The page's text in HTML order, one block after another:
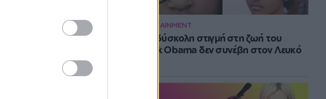
ENTERTAINMENT
Η πιο δύσκολη στιγμή στη ζωή του
Barack Obama δεν συνέβη στον Λευκό